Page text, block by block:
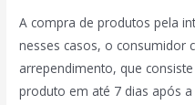
A compra de produtos pela
nesses casos, o consumidor
arrependimento, que
produto em até 7 dias após